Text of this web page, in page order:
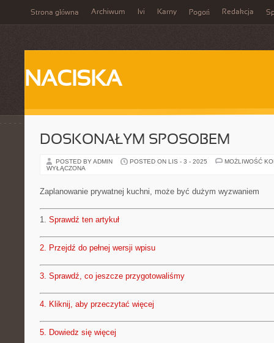
Strona główna Archiwum Ivi Karny Pogoń Redakcja
NACISKA
DOSKONAŁYM SPOSOBEM
POSTED BY ADMIN POSTED ON LIS - 3 - 2025
MOŻLIWOŚĆ
WYŁĄCZONA
Zaplanowanie prywatnej kuchni, może być dużym wyzwaniem
1. Sprawdź ten artykuł
2. Przejdź do pełnej wersji wpisu
3. Sprawdź, co jeszcze przygotowaliśmy
4. Kliknij, aby przeczytać więcej
5. Dowiedz się więcej